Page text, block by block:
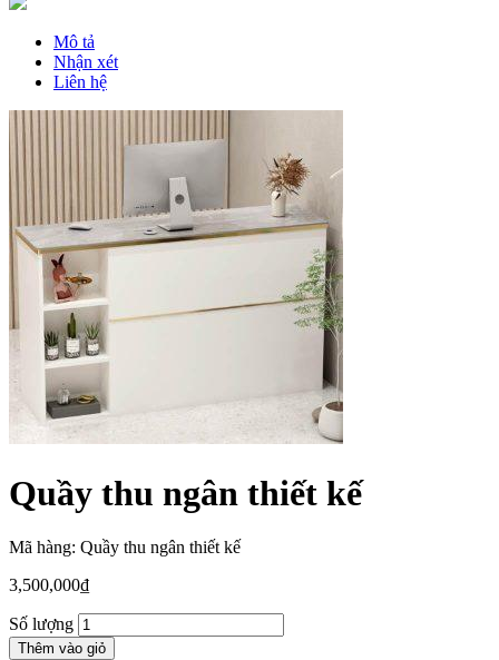
Mô tả
Nhận xét
Liên hệ
Quầy thu ngân thiết kế
Mã hàng: Quầy thu ngân thiết kế
3,500,000₫
Số lượng
Thêm vào giỏ